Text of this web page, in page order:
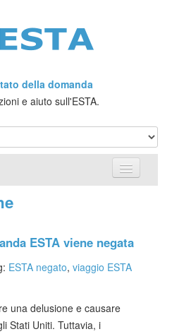
della domanda
e aiuto sull'ESTA.
ESTA viene negata
ESTA negato, viaggio ESTA
una delusione e causare
Stati Uniti. Tuttavia, i